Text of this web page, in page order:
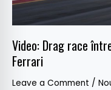
Video: Drag race
Ferrari
Leave a Comment /
și